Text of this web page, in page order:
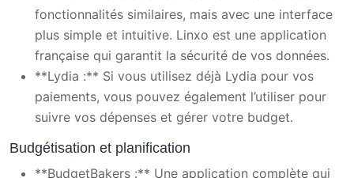
fonctionnalités similaires, mais avec une interface
plus simple et intuitive. Linxo est une application
française qui garantit la sécurité de vos données.
**Lydia :** Si vous utilisez déjà Lydia pour vos
paiements, vous pouvez également l’utiliser pour
suivre vos dépenses et gérer votre budget.
Budgétisation et planification
**BudgetBakers :** Une application complète qui